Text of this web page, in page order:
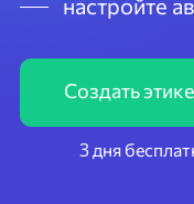
настройте
Создать
3 дня